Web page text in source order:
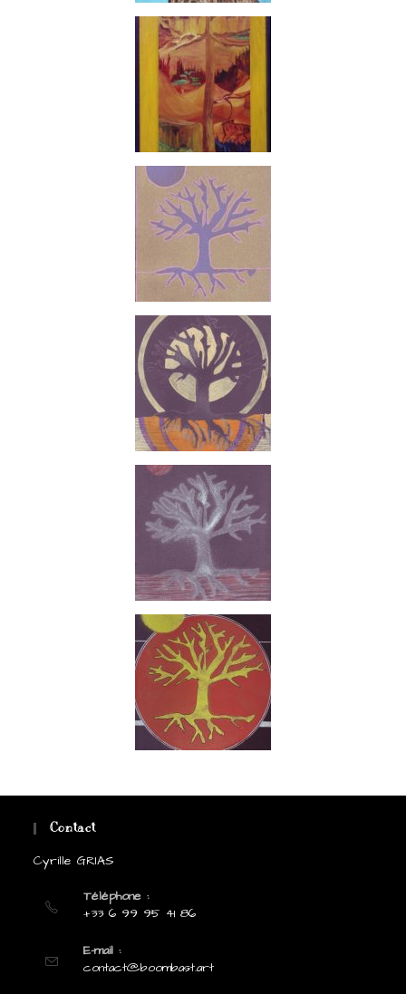
Contact
Cyrille GRIAS
Téléphone :
+33 6 99 95 41 86
E-mail :
contact@boombast.art